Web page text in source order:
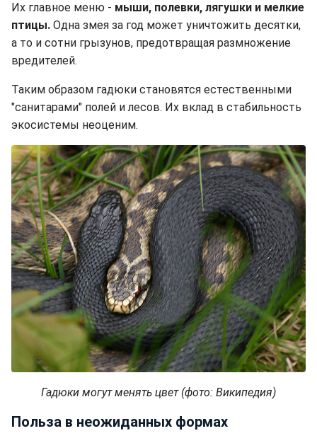
Их главное меню - мыши, полевки, лягушки и мелкие
птицы. Одна змея за год может уничтожить десятки,
а то и сотни грызунов, предотвращая размножение
вредителей.
Таким образом гадюки становятся естественными
"санитарами" полей и лесов. Их вклад в стабильность
экосистемы неоценим.
Гадюки могут менять цвет (фото: Википедия)
Польза в неожиданных формах